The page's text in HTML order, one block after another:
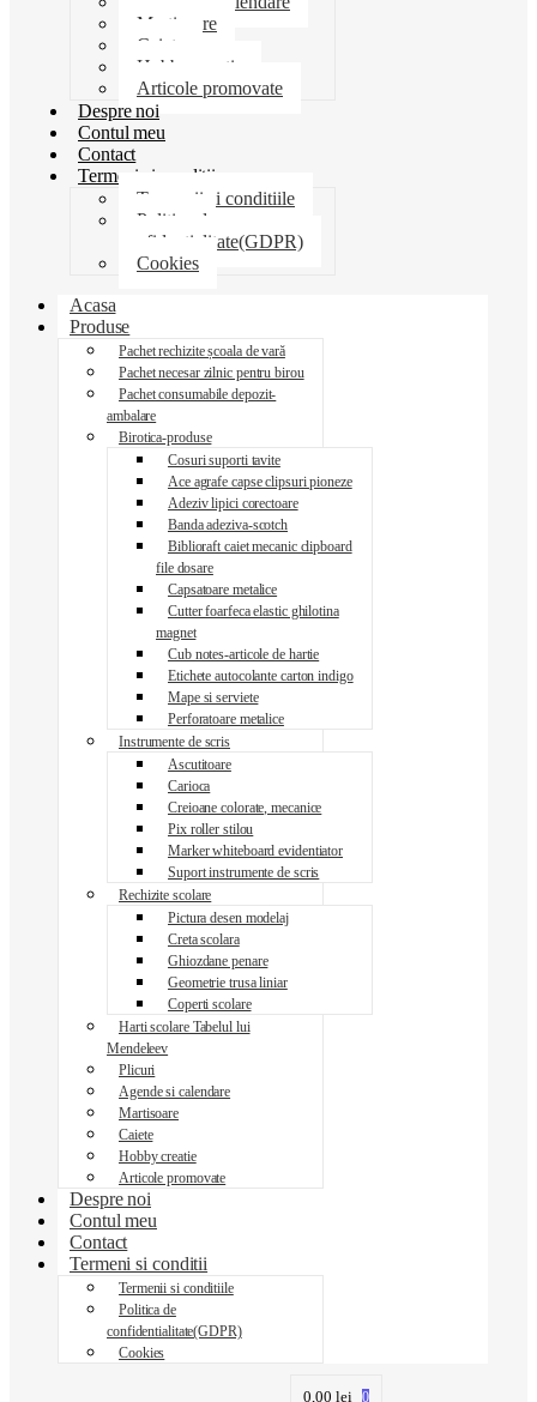
Martisoare
Caiete
Hobby creatie
Articole promovate
Despre noi
Contul meu
Contact
Termeni si conditii
Termenii si conditiile
Politica de
confidentialitate(GDPR)
Cookies
Acasa
Produse
Pachet rechizite școala de vară
Pachet necesar zilnic pentru birou
Pachet consumabile depozit-
ambalare
Birotica-produse
Cosuri suporti tavite
Ace agrafe capse clipsuri pioneze
Adeziv lipici corectoare
Banda adeziva-scotch
Biblioraft caiet mecanic clipboard
file dosare
Capsatoare metalice
Cutter foarfeca elastic ghilotina
magnet
Cub notes-articole de hartie
Etichete autocolante carton indigo
Mape si serviete
Perforatoare metalice
Instrumente de scris
Ascutitoare
Carioca
Creioane colorate, mecanice
Pix roller stilou
Marker whiteboard evidentiator
Suport instrumente de scris
Rechizite scolare
Pictura desen modelaj
Creta scolara
Ghiozdane penare
Geometrie trusa liniar
Coperti scolare
Harti scolare Tabelul lui
Mendeleev
Plicuri
Agende si calendare
Martisoare
Caiete
Hobby creatie
Articole promovate
Despre noi
Contul meu
Contact
Termeni si conditii
Termenii si conditiile
Politica de
confidentialitate(GDPR)
Cookies
0,00lei 0